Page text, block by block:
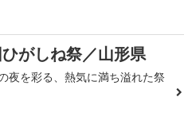
がしね祭／山形県
夜を彩る、熱気に満ち溢れた祭